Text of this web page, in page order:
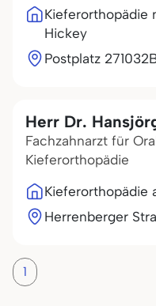
Kieferorthopädie
Hickey
Postplatz 271032
Herr Dr.
Fachzahnarzt für
Kieferorthopädie
Kieferorthopädie
Herrenberger
1